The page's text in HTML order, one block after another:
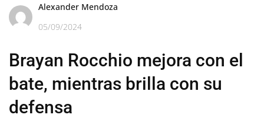
Alexander Mendoza
05/09/2024
Brayan Rocchio mejora con el
bate, mientras brilla con su
defensa